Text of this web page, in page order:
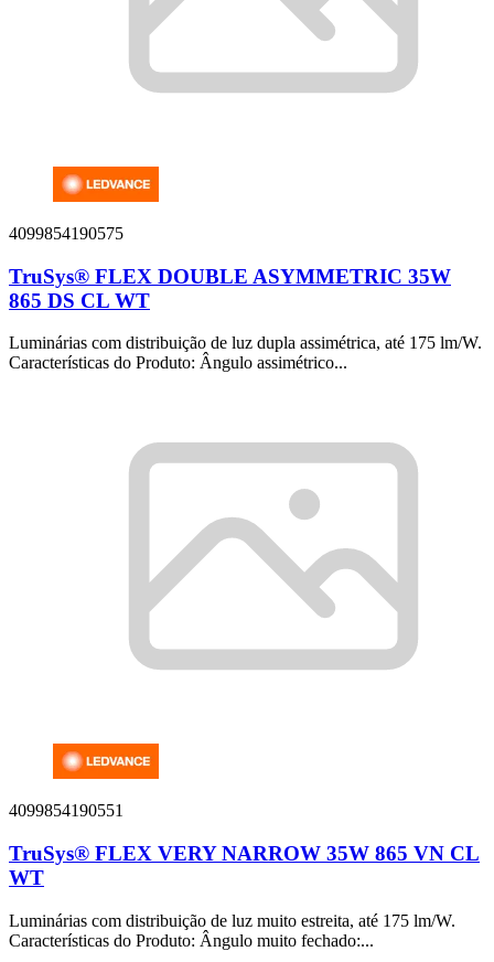
4099854190575
TruSys® FLEX DOUBLE ASYMMETRIC 35W
865 DS CL WT
Luminárias com distribuição de luz dupla assimétrica, até 175 lm/W.
Características do Produto: Ângulo assimétrico...
4099854190551
TruSys® FLEX VERY NARROW 35W 865 VN CL
WT
Luminárias com distribuição de luz muito estreita, até 175 lm/W.
Características do Produto: Ângulo muito fechado:...